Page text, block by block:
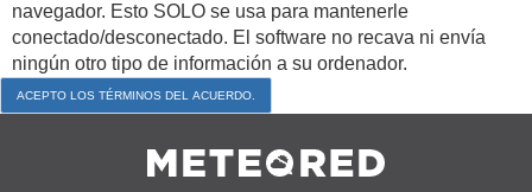
navegador. Esto SOLO se usa para mantenerle
conectado/desconectado. El software no recava ni envía
ningún otro tipo de información a su ordenador.